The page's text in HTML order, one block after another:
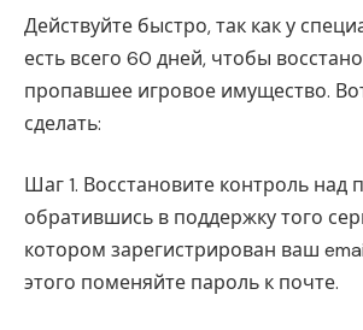
Действуйте быстро, так как у
есть всего 60 дней, чтобы
пропавшее игровое имущество.
сделать:
Шаг 1. Восстановите контроль над
обратившись в поддержку того
котором зарегистрирован ваш
этого поменяйте пароль к почте.